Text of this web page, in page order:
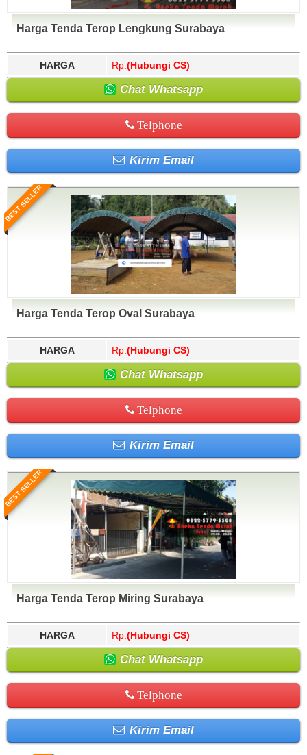
Harga Tenda Terop Lengkung Surabaya
HARGA Rp. (Hubungi CS)
Chat Whatsapp
Telphone
Kirim Email
BEST SELLER
Harga Tenda Terop Oval Surabaya
HARGA Rp. (Hubungi CS)
Chat Whatsapp
Telphone
Kirim Email
BEST SELLER
Harga Tenda Terop Miring Surabaya
HARGA Rp. (Hubungi CS)
Chat Whatsapp
Telphone
Kirim Email